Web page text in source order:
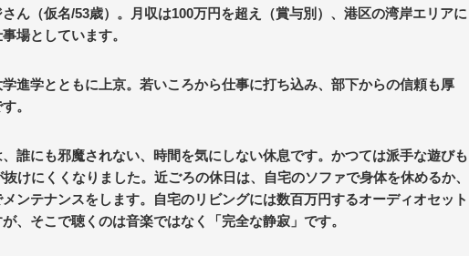
郎が目指す学位
な生き方 / 2chま
… 他 / 2chnaviヘッ
ん（仮名/53歳）。月収は100万円を超え（賞与別）、港区の湾岸エリアに
場としています。
進学とともに上京。若いころから仕事に打ち込み、部下からの信頼も厚
。
誰にも邪魔されない、時間を気にしない休息です。かつては派手な遊びも
けにくくなりました。近ごろの休日は、自宅のソファで身体を休めるか、
ンテナンスをします。自宅のリビングには数百万円するオーディオセット
、そこで聴くのは音楽ではなく「完全な静寂」です。